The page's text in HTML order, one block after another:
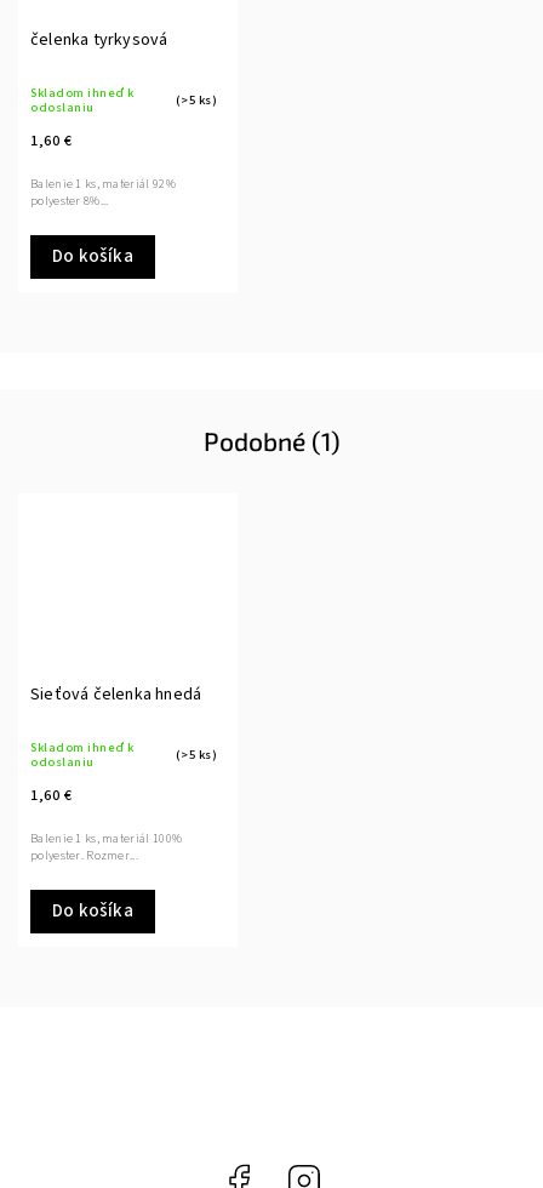
čelenka tyrkysová
Skladom ihneď k
odoslaniu
(>5 ks)
1,60 €
Do košíka
Balenie 1 ks, materiál 92%
polyester 8%...
Podobné (1)
Sieťová čelenka hnedá
Skladom ihneď k
odoslaniu
(>5 ks)
1,60 €
Do košíka
Balenie 1 ks, materiál 100%
polyester. Rozmer...
Facebook